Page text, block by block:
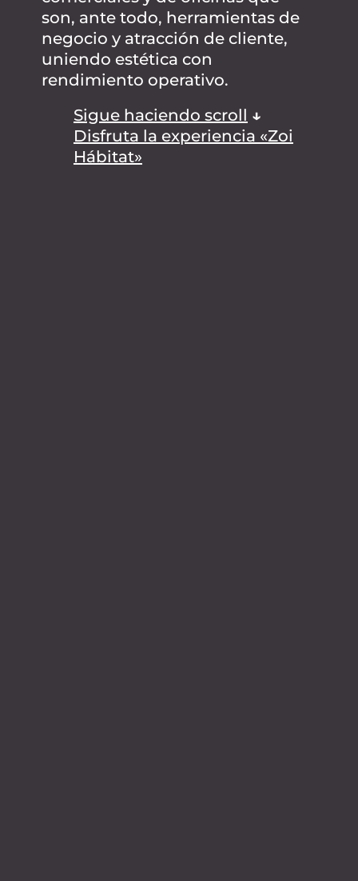
son, ante todo, herramientas de
negocio y atracción de cliente,
uniendo estética con
rendimiento operativo.
Sigue haciendo scroll ↓
Disfruta la experiencia «Zoi
Hábitat»